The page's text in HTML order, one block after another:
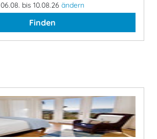
06.08. bis 10.08.26 ändern
Finden